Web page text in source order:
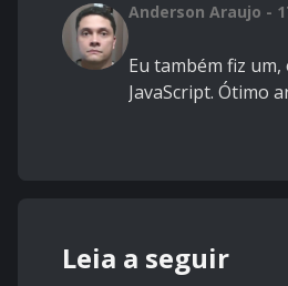
Anderson Araujo -
Eu também fiz
JavaScript. Ótimo
Leia a seguir